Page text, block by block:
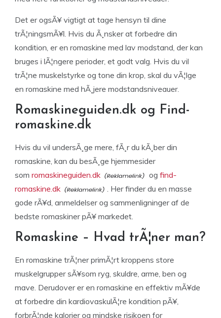
Det er ogsÃ¥ vigtigt at tage hensyn til dine
trÃ¦ningsmÃ¥l. Hvis du Ã¸nsker at forbedre din
kondition, er en romaskine med lav modstand, der kan
bruges i lÃ¦ngere perioder, et godt valg. Hvis du vil
trÃ¦ne muskelstyrke og tone din krop, skal du vÃ¦lge
en romaskine med hÃ¸jere modstandsniveauer.
Romaskineguiden.dk og Find-
romaskine.dk
Hvis du vil undersÃ¸ge mere, fÃ¸r du kÃ¸ber din
romaskine, kan du besÃ¸ge hjemmesider
som romaskineguiden.dk og find-
romaskine.dk
. Her finder du en masse
gode rÃ¥d, anmeldelser og sammenligninger af de
bedste romaskiner pÃ¥ markedet.
Romaskine – Hvad trÃ¦ner man?
En romaskine trÃ¦ner primÃ¦rt kroppens store
muskelgrupper sÃ¥som ryg, skuldre, arme, ben og
mave. Derudover er en romaskine en effektiv mÃ¥de
at forbedre din kardiovaskulÃ¦re kondition pÃ¥,
forbrÃ¦nde kalorier og mindske risikoen for